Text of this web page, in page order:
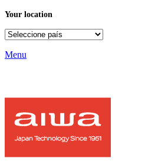
Your location
Menu